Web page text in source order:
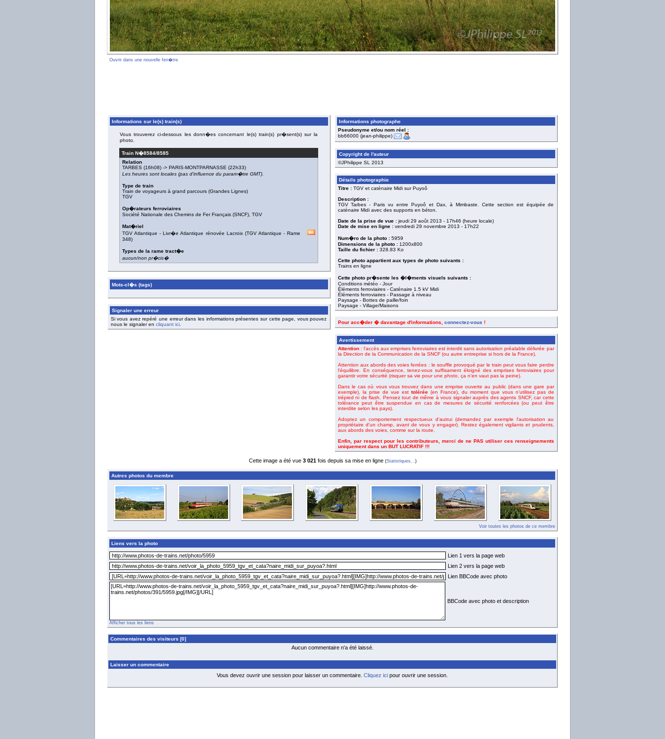
Ouvrir dans une nouvelle fen�tre
Informations sur le(s) train(s)
Vous trouverez ci-dessous les donn�es concernant le(s) train(s) pr�sent(s) sur la
photo.
Train N�8584/8585
Relation
TARBES (16h08) -> PARIS-MONTPARNASSE (22h33)
Les heures sont locales (pas d'influence du param�tre GMT).
Type de train
Train de voyageurs à grand parcours (Grandes Lignes)
TGV
Op�rateurs ferroviaires
Société Nationale des Chemins de Fer Français (SNCF) TGV
Mat�riel
TGV Atlantique -Livr�e Atlantique rénovée Lacroix(TGV Atlantique - Rame
348)
Types de la rame tract�e
aucun/non pr�cis�
Mots-cl�s (tags)
Signaler une erreur
Si vous avez repéré une erreur dans les informations présentes sur cette page, vous pouvez
nous le signaler en cliquant ici.
Informations photographe
Pseudonyme et/ou nom réel :
bb66000 (jean-philippe)
Copyright de l'auteur
©JPhilippe SL 2013
Détails photographie
Titre :TGV et caténaire Midi sur Puyoô
Description :
TGV Tarbes - Paris vu entre Puyoô et Dax, à Mimbaste. Cette section est équipée de
caténaire Midi avec des supports en béton.
Date de la prise de vue : jeudi 29 août 2013 - 17h46 (heure locale)
Date de mise en ligne : vendredi 29 novembre 2013 - 17h22
Num�ro de la photo :5959
Dimensions de la photo :1200x800
Taille du fichier :328.83 Ko
Cette photo appartient aux types de photo suivants :
Trains en ligne
Cette photo pr�sente les �l�ments visuels suivants :
Conditions météo - Jour
Éléments ferroviaires - Caténaire 1.5 kV Midi
Éléments ferroviaires - Passage à niveau
Paysage - Bottes de paille/foin
Paysage - Village/Maisons
Pour acc�der � davantage d'informations, connectez-vous !
Avertissement
Attention: l'accès aux emprises ferroviaires est interdit sans autorisation préalable délivrée par
la Direction de la Communication de la SNCF (ou autre entreprise si hors de la France).
Attention aux abords des voies ferrées : le souffle provoqué par le train peut vous faire perdre
l'équilibre. En conséquence, tenez-vous suffisament éloigné des emprises ferroviaires pour
garantir votre sécurité (risquer sa vie pour une photo, ça n'en vaut pas la peine).
Dans le cas où vous vous trouvez dans une emprise ouverte au public (dans une gare par
exemple), la prise de vue est tolérée(en France), du moment que vous n'utilisez pas de
trépied ni de flash. Pensez tout de même à vous signaler auprès des agents SNCF, car cette
tolérance peut être suspendue en cas de mesures de sécurité renforcées (ou peut être
interdite selon les pays).
Adoptez un comportement respectueux d'autrui (demandez par exemple l'autorisation au
propriétaire d'un champ, avant de vous y engager). Restez également vigilants et prudents,
aux abords des voies, comme sur la route.
Enfin, par respect pour les contributeurs, merci de ne PAS utiliser ces renseignements
uniquement dans un BUT LUCRATIF !!!
Cette image a été vue 3 021fois depuis sa mise en ligne (Statistiques...)
Autres photos du membre
Voir toutes les photos de ce membre
Liens vers la photo
Lien 1 vers la page web
Lien 2 vers la page web
Lien BBCode avec photo
BBCode avec photo et description
Afficher tous les liens
Commentaires des visiteurs [0]
Aucun commentaire n'a été laissé.
Laisser un commentaire
Vous devez ouvrir une session pour laisser un commentaire. Cliquez ici pour ouvrir une session.